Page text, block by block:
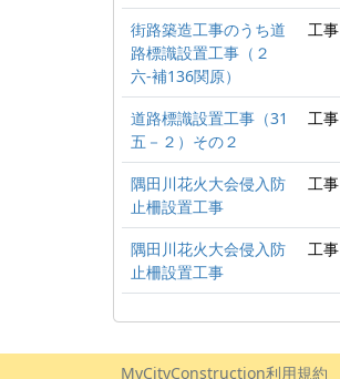
街路築造工事のうち道
路標識設置工事（２
六‐補136関原）
工事
道路標識設置工事（31
五－２）その２
工事
隅田川花火大会侵入防
止柵設置工事
工事
隅田川花火大会侵入防
止柵設置工事
工事
MyCityConstruction利用規約